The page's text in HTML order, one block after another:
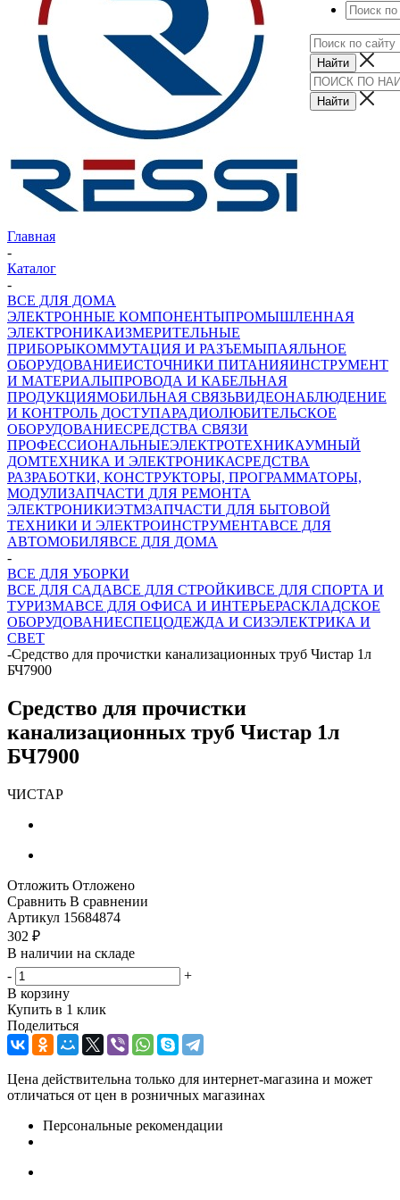
Главная
-
Каталог
-
ВСЕ ДЛЯ ДОМА
ЭЛЕКТРОННЫЕ КОМПОНЕНТЫПРОМЫШЛЕННАЯ
ЭЛЕКТРОНИКАИЗМЕРИТЕЛЬНЫЕ
ПРИБОРЫКОММУТАЦИЯ И РАЗЪЕМЫПАЯЛЬНОЕ
ОБОРУДОВАНИЕИСТОЧНИКИ ПИТАНИЯИНСТРУМЕНТ
И МАТЕРИАЛЫПРОВОДА И КАБЕЛЬНАЯ
ПРОДУКЦИЯМОБИЛЬНАЯ СВЯЗЬВИДЕОНАБЛЮДЕНИЕ
И КОНТРОЛЬ ДОСТУПАРАДИОЛЮБИТЕЛЬСКОЕ
ОБОРУДОВАНИЕСРЕДСТВА СВЯЗИ
ПРОФЕССИОНАЛЬНЫЕЭЛЕКТРОТЕХНИКАУМНЫЙ
ДОМТЕХНИКА И ЭЛЕКТРОНИКАСРЕДСТВА
РАЗРАБОТКИ, КОНСТРУКТОРЫ, ПРОГРАММАТОРЫ,
МОДУЛИЗАПЧАСТИ ДЛЯ РЕМОНТА
ЭЛЕКТРОНИКИЭТМЗАПЧАСТИ ДЛЯ БЫТОВОЙ
ТЕХНИКИ И ЭЛЕКТРОИНСТРУМЕНТАВСЕ ДЛЯ
АВТОМОБИЛЯВСЕ ДЛЯ ДОМА
-
ВСЕ ДЛЯ УБОРКИ
ВСЕ ДЛЯ САДАВСЕ ДЛЯ СТРОЙКИВСЕ ДЛЯ СПОРТА И
ТУРИЗМАВСЕ ДЛЯ ОФИСА И ИНТЕРЬЕРАСКЛАДСКОЕ
ОБОРУДОВАНИЕСПЕЦОДЕЖДА И СИЗЭЛЕКТРИКА И
СВЕТ
-Средство для прочистки канализационных труб Чистар 1л
БЧ7900
Средство для прочистки
канализационных труб Чистар 1л
БЧ7900
ЧИСТАР
Отложить Отложено
Сравнить В сравнении
Артикул 15684874
302 ₽
В наличии на складе
-
+
В корзину
Купить в 1 клик
Поделиться
Цена действительна только для интернет-магазина и может
отличаться от цен в розничных магазинах
Персональные рекомендации